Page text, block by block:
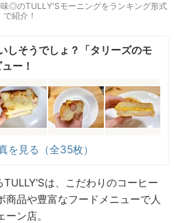
◎のTULLY'Sモーニングをランキング形式
で紹介！
しそうでしょ？「タリーズのモ
ー！
を見る（全35枚）
は、こだわりのコーヒー
商品や豊富なフードメニューで人
ン店。